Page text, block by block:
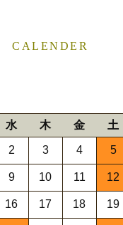
CALENDER
水 木 金 土
2 3 4 5
9 10 11 12
16 17 18 19